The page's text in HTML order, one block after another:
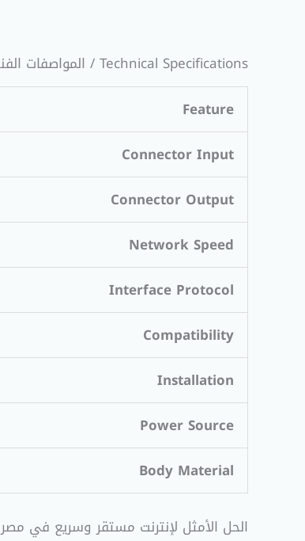
Technical Specifications / المواصفات الفنية
Feature
Connector Input
Connector Output
Network Speed
Interface Protocol
Compatibility
Installation
Power Source
Body Material
الحل الأمثل لإنترنت مستقر وسريع في مصر